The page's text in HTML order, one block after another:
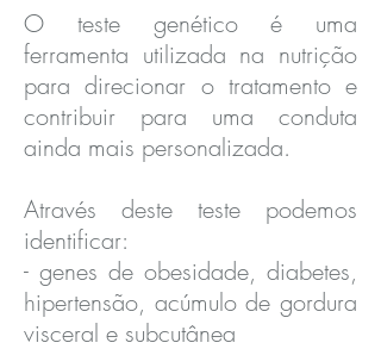
O teste genético é uma
ferramenta utilizada na nutrição
para direcionar o tratamento e
contribuir para uma conduta
ainda mais personalizada.
Através deste teste podemos
identificar:
- genes de obesidade, diabetes,
hipertensão, acúmulo de gordura
visceral e subcutânea